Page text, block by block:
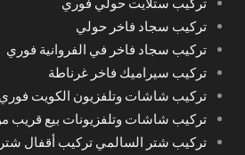
تركيب سجاد فاخر حولي
تركيب سجاد فاخر في الفروانية فوري
تركيب سيراميك فاخر غرناطة
تركيب شاشات وتلفزيون الكويت فوري
تركيب شاشات وتلفزيونات بيع قريب
تركيب شتر السالمي تركيب أقفال